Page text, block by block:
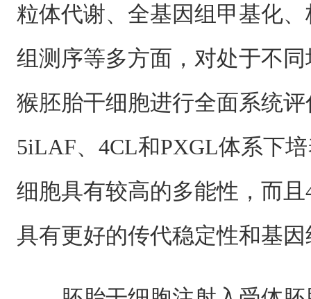
粒体代谢、全基因组甲基化
组测序等多方面，对处于不
猴胚胎干细胞进行全面系统
5iLAF、4CL和PXGL体系下
细胞具有较高的多能性，而
具有更好的传代稳定性和基